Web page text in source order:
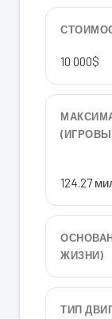
10 000$
124.27
ЖИЗНИ)
ТИП